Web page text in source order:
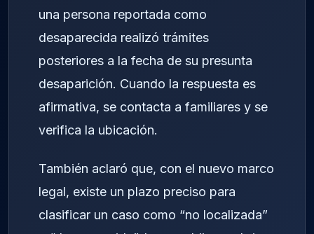
una persona reportada como
desaparecida realizó trámites
posteriores a la fecha de su presunta
desaparición. Cuando la respuesta es
afirmativa, se contacta a familiares y se
verifica la ubicación.
También aclaró que, con el nuevo marco
legal, existe un plazo preciso para
clasificar un caso como “no localizada”